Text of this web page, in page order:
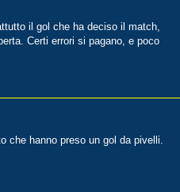
il gol che ha deciso il match,
Certi errori si pagano, e poco
che hanno preso un gol da pivelli.